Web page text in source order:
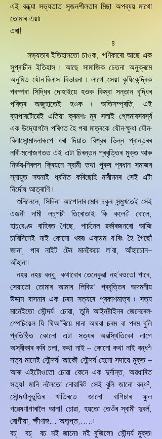
এই বন্ধ্যা সভ্যতাত সৃজনশীলতাৰ মিছা অপব্যয় মাথো
তোমাৰ এয়া৷
এৰা!
৪
সভ্যতাৰ ইতিহাসতো চাওক, গণিকাৰো আছে এক
সুপ্ৰাচীন ইতিহাস ৷ আছে সামাজিক চেতনা অনুক্ৰমে
অনুমিত যৌন-বিলাস বিভাৱনা ৷ লাগে সেয়া কৃষিকেন্দ্ৰিক
পৰম্পৰা সিদ্ধিৰ দোহাইয়ে হওক কিম্বা সন্তান বৃদ্ধিৰ
পবিত্ৰ অজুহাতেই হওক ৷ অতিসম্প্ৰতি, এই
ব্যাপাৰটোৱেই এতিয়া ক্ৰমশঃ মূৰ সলাই গ্লেমাৰসবৰ্স্ব
এক উদে্যাগলৈ পৰিণত হৈ পৰা মাত্ৰকে যৌন-ক্ষুধা যৌন-
বিলাসোন্মাদনাৰূপে ধৰা দিয়াত বিশ্বৰ ভিন্ন প্ৰান্তৰৰ
নাৰী-মনোজগতত এই এটা চিৰন্তন প্ৰবৃত্তিৰ মুক্ত আৰু
নিৰ্ভয়-নিৰলস ক্ৰিয়নে স্বামী তথা পুৰুষ প্ৰধান সমাজৰ
স্নায়ুত সঘনাই ধ্বনিত কৰিছেহি নাৰীমনৰ সেই এটা
নিৰ্দোষ আত্ৰাণি ৷
শুনিলেনে, সিদিনা আপোনাৰ-মোৰ চকুৰ সন্মুখতেই সেই
এজনী দামী লচ্‌পচী তিৰোতাই কি কলে? বোলে,
হাচ্‌বেণ্ড বাহিৰত গৈছে, পাৰ্চনেল ৱৰ্কাৰজনৰো আজি
চাৰিদিনেই নাই কোনো খবৰ৷ এক্‌ডম ব’ৰিং হৈ গৈছোঁ
জানা, পাৰ নাইট টেন মানকৈয়ে ল’বা, আঁহাচোন–
আঁহানা!
নহয় নহয় বন্ধু, কথাবোৰ তেনেকুৱা নহ’বওতো পাৰে,
সেয়াতো তোমাৰ আমাৰ লিবিড’ প্ৰবৃত্তিৰ অদমনীয়
উদ্দাম বাসনাৰ এক চৰম সত্যৰে প্ৰকাশমাত্ৰ ৷ সত্য
মানেইতো সৌন্দৰ্য! চোৱা, তুমি আইনষ্টাইনৰ জেনেৰেল-
স্পেচিয়েল যি থিঅ’ৰিয়ে মানা অথবা চৰম বা পৰম বুলি
প্ৰতিষ্ঠিত কোনো এটা সত্যৰ অৱস্থিতিকো লাগে
অস্বীকাৰ কৰি চলা, কথা নাই – কোনো কথা নাই বন্ধ³৷
সত্য মানেই সৌন্দৰ্য৷ আকৌ সৌন্দৰ্য হেনো সদায়ে মুক্ত –
আৰু এইটোওতো চোৱা কেনে এক দুৰ্দান্ত, অৱধাৰিত
সত্য! মানি নলৈতো নোৱাৰি? সেই বুলি জানো বন্ধ³,
সৌন্দৰ্যানুভুতিৰ খাতিৰতে জানো বাগিচাৰ ফুল
গৱেষণাগাৰালৈ আনা! চোৱা, হয়তো তেওঁৰ স্বামী দুবৰ্ল,
ৰোগীয়া, ক্ষীণাঙ্গ... অতৃপ্ত,.....৷
বচ্‌ বচ্‌ বচ মই জানো৷ মই বুজিলো৷ সৌন্দৰ্য মুক্ত৷